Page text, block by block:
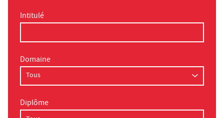
Intitulé
Domaine
Diplôme